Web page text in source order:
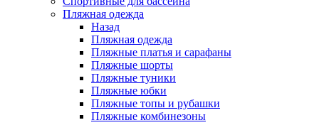
Пляжная одежда
Назад
Пляжная одежда
Пляжные платья и сарафаны
Пляжные шорты
Пляжные туники
Пляжные юбки
Пляжные топы и рубашки
Пляжные комбинезоны